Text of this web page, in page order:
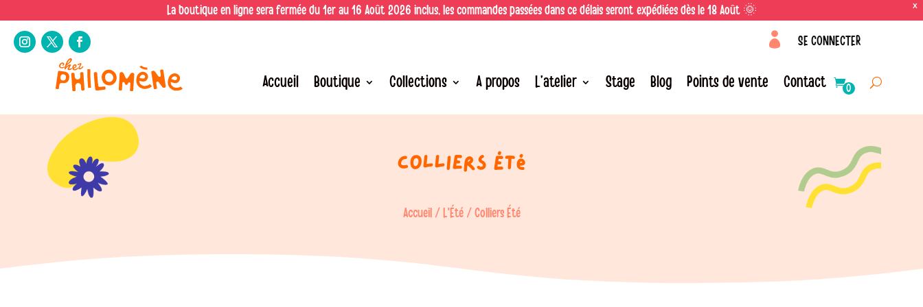
X
La boutique en ligne sera fermée du 1er au 16 Août 2026 inclus, les commandes passées dans ce délais seront expédiées dès le 18 Août 🌞
 SE CONNECTER
Accueil Boutique Collections A propos L’atelier Stage Blog Points de vente Contact 0
Colliers Été
Accueil / L'Été/ Colliers Été